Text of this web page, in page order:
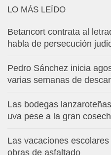
LO MÁS LEÍDO
Betancort contrata al
habla de persecución
Pedro Sánchez inicia
varias semanas de
Las bodegas
uva pese a la gran
Las vacaciones
obras de asfaltado